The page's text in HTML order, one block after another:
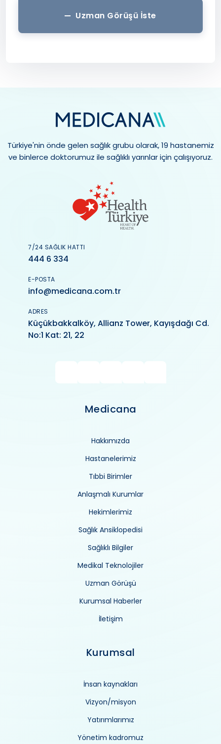
Uzman Görüşü İste
Türkiye'nin önde gelen sağlık grubu olarak, 19 hastanemiz
ve binlerce doktorumuz ile sağlıklı yarınlar için çalışıyoruz.
7/24 SAĞLIK HATTI
444 6 334
E-POSTA
info@medicana.com.tr
ADRES
Küçükbakkalköy, Allianz Tower, Kayışdağı Cd.
No:1 Kat: 21, 22
Medicana
Hakkımızda
Hastanelerimiz
Tıbbi Birimler
Anlaşmalı Kurumlar
Hekimlerimiz
Sağlık Ansiklopedisi
Sağlıklı Bilgiler
Medikal Teknolojiler
Uzman Görüşü
Kurumsal Haberler
İletişim
Kurumsal
İnsan kaynakları
Vizyon/misyon
Yatırımlarımız
Yönetim kadromuz